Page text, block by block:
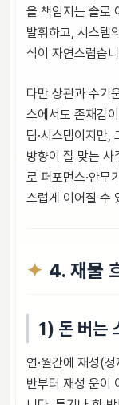
을 책임지는 솔로
발휘하고, 시스템
식이 자연스럽습
다만 상관과 수기
스에서도 존재감
팀·시스템이지만,
방향이 잘 맞는 사
로 퍼포먼스·안무
스럽게 이어질 수
4. 재물
1) 돈 버는
연·월간에 재성(
반부터 재성 운이